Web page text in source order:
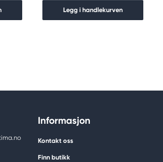
Legg i handlekurven
Informasjon
Kontakt oss
Finn butikk